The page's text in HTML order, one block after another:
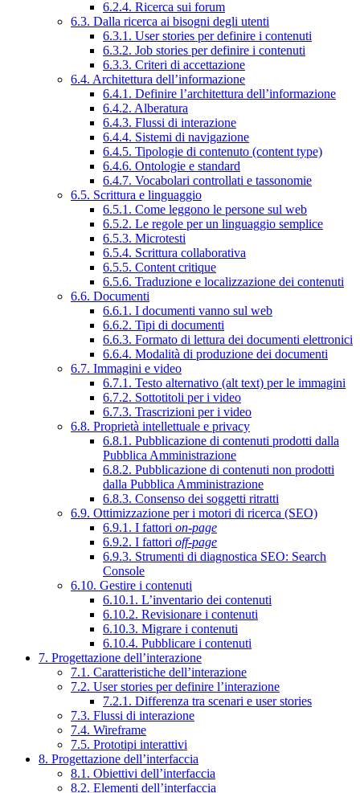
6.2.4. Ricerca sui forum
6.3. Dalla ricerca ai bisogni degli utenti
6.3.1. User stories per definire i contenuti
6.3.2. Job stories per definire i contenuti
6.3.3. Criteri di accettazione
6.4. Architettura dell’informazione
6.4.1. Definire l’architettura dell’informazione
6.4.2. Alberatura
6.4.3. Flussi di interazione
6.4.4. Sistemi di navigazione
6.4.5. Tipologie di contenuto (content type)
6.4.6. Ontologie e standard
6.4.7. Vocabolari controllati e tassonomie
6.5. Scrittura e linguaggio
6.5.1. Come leggono le persone sul web
6.5.2. Le regole per un linguaggio semplice
6.5.3. Microtesti
6.5.4. Scrittura collaborativa
6.5.5. Content critique
6.5.6. Traduzione e localizzazione dei contenuti
6.6. Documenti
6.6.1. I documenti vanno sul web
6.6.2. Tipi di documenti
6.6.3. Formato di lettura dei documenti elettronici
6.6.4. Modalità di produzione dei documenti
6.7. Immagini e video
6.7.1. Testo alternativo (alt text) per le immagini
6.7.2. Sottotitoli per i video
6.7.3. Trascrizioni per i video
6.8. Proprietà intellettuale e privacy
6.8.1. Pubblicazione di contenuti prodotti dalla
Pubblica Amministrazione
6.8.2. Pubblicazione di contenuti non prodotti
dalla Pubblica Amministrazione
6.8.3. Consenso dei soggetti ritratti
6.9. Ottimizzazione per i motori di ricerca (SEO)
6.9.1. I fattori on-page
6.9.2. I fattori off-page
6.9.3. Strumenti di diagnostica SEO: Search
Console
6.10. Gestire i contenuti
6.10.1. L’inventario dei contenuti
6.10.2. Revisionare i contenuti
6.10.3. Migrare i contenuti
6.10.4. Pubblicare i contenuti
7. Progettazione dell’interazione
7.1. Caratteristiche dell’interazione
7.2. User stories per definire l’interazione
7.2.1. Differenza tra scenari e user stories
7.3. Flussi di interazione
7.4. Wireframe
7.5. Prototipi interattivi
8. Progettazione dell’interfaccia
8.1. Obiettivi dell’interfaccia
8.2. Elementi dell’interfaccia